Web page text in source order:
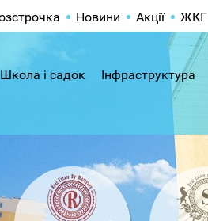
Новини Акції ЖКГ
Школа і садок Інфраструктура